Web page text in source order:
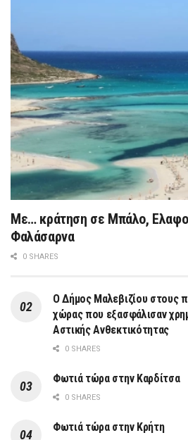
Με… κράτηση σε Μπάλο,
Φαλάσαρνα
0 SHARES
Ο Δήμος Μαλεβιζίου στους
χώρας που εξασφάλισαν
Αστικής Ανθεκτικότητας
0 SHARES
Φωτιά τώρα στην Καρδίτσα
0 SHARES
Φωτιά τώρα στην Κρήτη